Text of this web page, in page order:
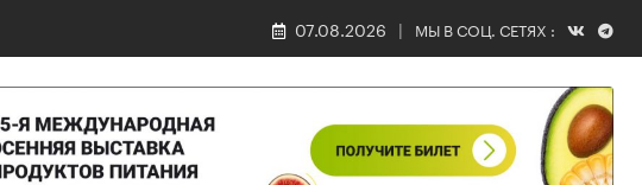
07.08.2026 МЫ В СОЦ. СЕТЯХ :